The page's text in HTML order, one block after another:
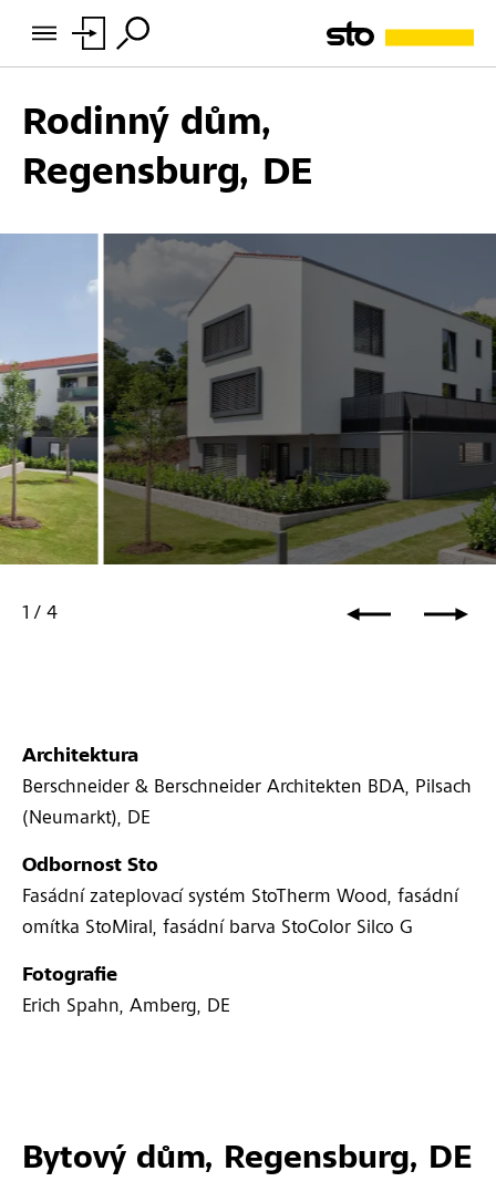
Rodinný dům,
Regensburg, DE
1 / 4
Architektura
Berschneider & Berschneider Architekten BDA, Pilsach
(Neumarkt), DE
Odbornost Sto
Fasádní zateplovací systém StoTherm Wood, fasádní
omítka StoMiral, fasádní barva StoColor Silco G
Fotografie
Erich Spahn, Amberg, DE
Bytový dům, Regensburg, DE